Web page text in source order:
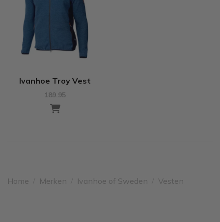
Ivanhoe Troy Vest
189.95
Home Merken Ivanhoe of Sweden Vesten